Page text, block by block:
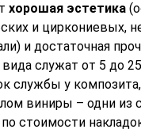
хорошая эстетика
и циркониевых,
и достаточная
служат от 5 до
службы у
виниры – одни из
стоимости